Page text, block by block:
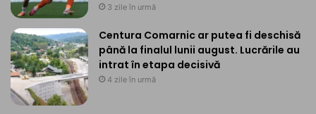
3 zile în urmă
Centura Comarnic ar putea fi deschisă
până la finalul lunii august. Lucrările au
intrat în etapa decisivă
4 zile în urmă